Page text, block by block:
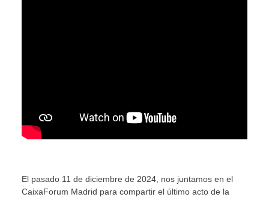
El pasado 11 de diciembre de 2024, nos juntamos en el
CaixaForum Madrid para compartir el último acto de la